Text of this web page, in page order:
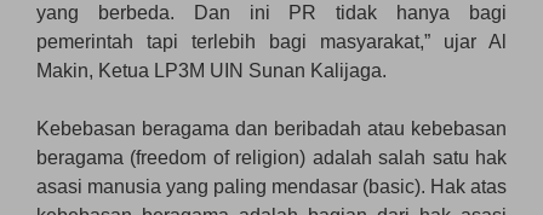
yang berbeda. Dan ini PR tidak hanya bagi
pemerintah tapi terlebih bagi masyarakat,” ujar Al
Makin, Ketua LP3M UIN Sunan Kalijaga.
Kebebasan beragama dan beribadah atau kebebasan
beragama (freedom of religion) adalah salah satu hak
asasi manusia yang paling mendasar (basic). Hak atas